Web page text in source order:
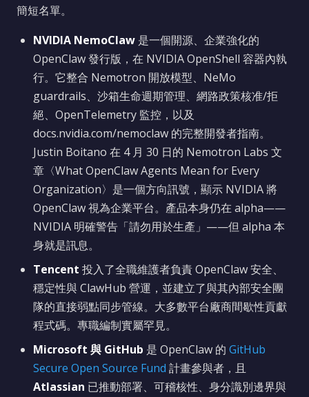
簡短名單。
NVIDIA NemoClaw 是一個開源、企業強化的
OpenClaw 發行版，在 NVIDIA OpenShell 容器內執
行。它整合 Nemotron 開放模型、NeMo
guardrails、沙箱生命週期管理、網路政策核准/拒
絕、OpenTelemetry 監控，以及
docs.nvidia.com/nemoclaw 的完整開發者指南。
Justin Boitano 在 4 月 30 日的 Nemotron Labs 文
章〈What OpenClaw Agents Mean for Every
Organization〉是一個方向訊號，顯示 NVIDIA 將
OpenClaw 視為企業平台。產品本身仍在 alpha——
NVIDIA 明確警告「請勿用於生產」——但 alpha 本
身就是訊息。
Tencent 投入了全職維護者負責 OpenClaw 安全、
穩定性與 ClawHub 營運，並建立了與其內部安全團
隊的直接弱點同步管線。大多數平台廠商間歇性貢獻
程式碼。專職編制實屬罕見。
Microsoft 與 GitHub 是 OpenClaw 的 GitHub
Secure Open Source Fund 計畫參與者，且
Atlassian 已推動部署、可稽核性、身分識別邊界與